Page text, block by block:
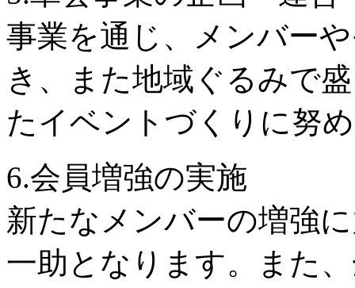
事業を通じ、メンバー
き、また地域ぐるみで
たイベントづくりに努
6.会員増強の実施
新たなメンバーの増強
一助となります。また